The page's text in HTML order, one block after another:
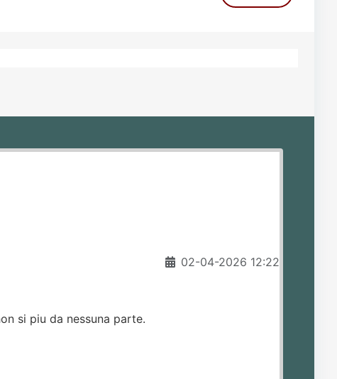
02-04-2026 12:22
si piu da nessuna parte.